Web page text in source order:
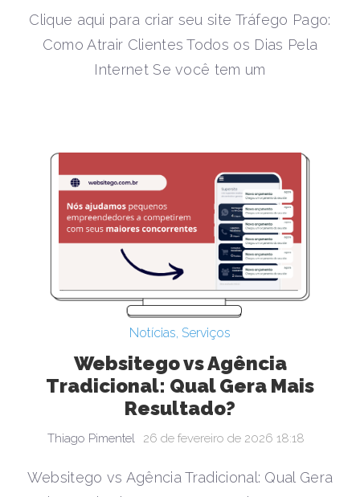
Clique aqui para criar seu site Tráfego Pago:
Como Atrair Clientes Todos os Dias Pela
Internet Se você tem um
Notícias, Serviços
Websitego vs Agência
Tradicional: Qual Gera Mais
Resultado?
Thiago Pimentel 26 de fevereiro de 2026 18:18
Websitego vs Agência Tradicional: Qual Gera